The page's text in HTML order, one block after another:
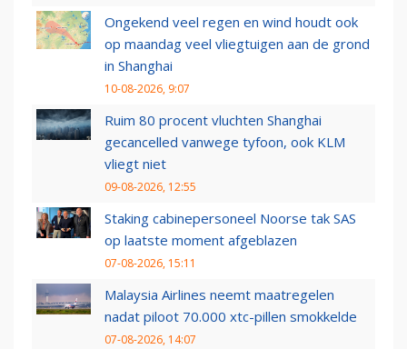
Ongekend veel regen en wind houdt ook
op maandag veel vliegtuigen aan de grond
in Shanghai
10-08-2026, 9:07
Ruim 80 procent vluchten Shanghai
gecancelled vanwege tyfoon, ook KLM
vliegt niet
09-08-2026, 12:55
Staking cabinepersoneel Noorse tak SAS
op laatste moment afgeblazen
07-08-2026, 15:11
Malaysia Airlines neemt maatregelen
nadat piloot 70.000 xtc-pillen smokkelde
07-08-2026, 14:07